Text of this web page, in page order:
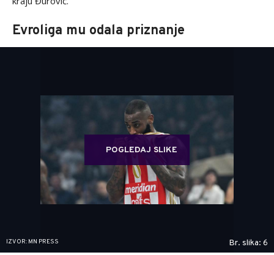
Evroliga mu odala priznanje
POGLEDAJ SLIKE
IZVOR: MN PRESS Br. slika: 6